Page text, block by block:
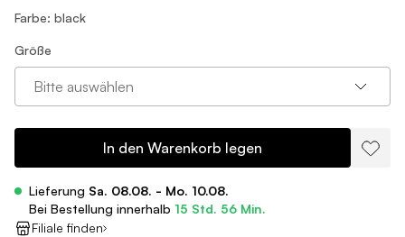
Farbe: black
Größe
Bitte auswählen
In den Warenkorb legen
Lieferung Sa. 08.08. - Mo. 10.08.
Bei Bestellung innerhalb 15 Std. 56 Min.
Filiale finden